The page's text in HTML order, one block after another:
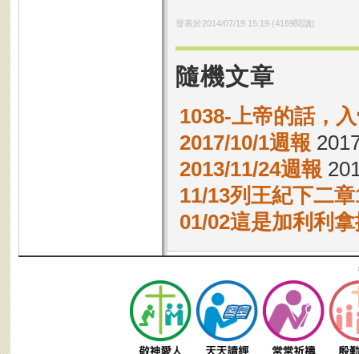
發表於2014/07/19 15:19(4169閱讀)
隨機文章
1038-上帝的話，
2017/10/1週報
2013/11/24週報
11/13列王紀下二
01/02這是加利利